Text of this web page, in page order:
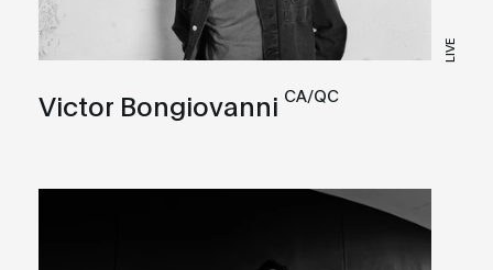
LIVE
Victor Bongiovanni CA/QC